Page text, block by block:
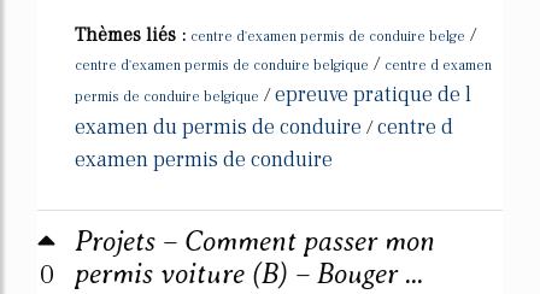
Thèmes liés : centre d'examen permis de conduire belge /
centre d'examen permis de conduire belgique / centre d examen
permis de conduire belgique /epreuve pratique de l
examen du permis de conduire /centre d
examen permis de conduire
0
Projets – Comment passer mon
permis voiture (B) – Bouger ...